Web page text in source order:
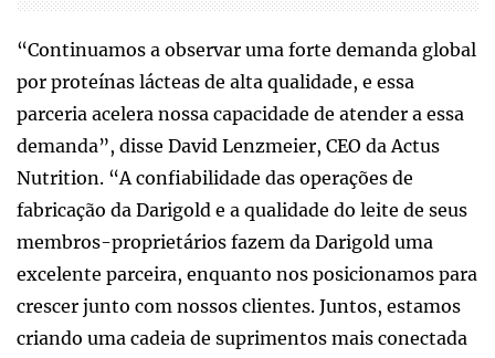
“Continuamos a observar uma forte demanda global
por proteínas lácteas de alta qualidade, e essa
parceria acelera nossa capacidade de atender a essa
demanda”, disse David Lenzmeier, CEO da Actus
Nutrition. “A confiabilidade das operações de
fabricação da Darigold e a qualidade do leite de seus
membros-proprietários fazem da Darigold uma
excelente parceira, enquanto nos posicionamos para
crescer junto com nossos clientes. Juntos, estamos
criando uma cadeia de suprimentos mais conectada